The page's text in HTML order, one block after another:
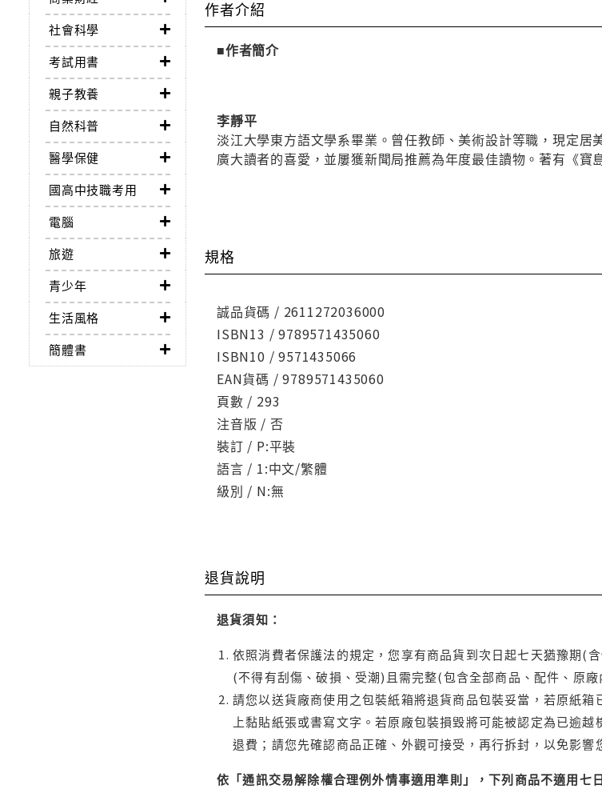
社會科學
考試用書
親子教養
自然科普
醫學保健
國高中技職考用
電腦
旅遊
青少年
生活風格
簡體書
作者介紹
■作者簡介
李靜平
淡江大學東方語文學系畢業。曾任教師、美術設計等職，現定
廣大讀者的喜愛，並屢獲新聞局推薦為年度最佳讀物。著有《寶
規格
誠品貨碼 / 2611272036000
ISBN13 / 9789571435060
ISBN10 / 9571435066
EAN貨碼 / 9789571435060
頁數 / 293
注音版 / 否
裝訂 / P:平裝
語言 / 1:中文/繁體
級別 / N:無
退貨說明
退貨須知：
依照消費者保護法的規定，您享有商品貨到次日起七天猶豫期(
(不得有刮傷、破損、受潮)且需完整(包含全部商品、配件、原
請您以送貨廠商使用之包裝紙箱將退貨商品包裝妥當，若原紙
上黏貼紙張或書寫文字。若原廠包裝損毀將可能被認定為已逾
退費；請您先確認商品正確、外觀可接受，再行拆封，以免影響
依「通訊交易解除權合理例外情事適用準則」，下列商品不適用七